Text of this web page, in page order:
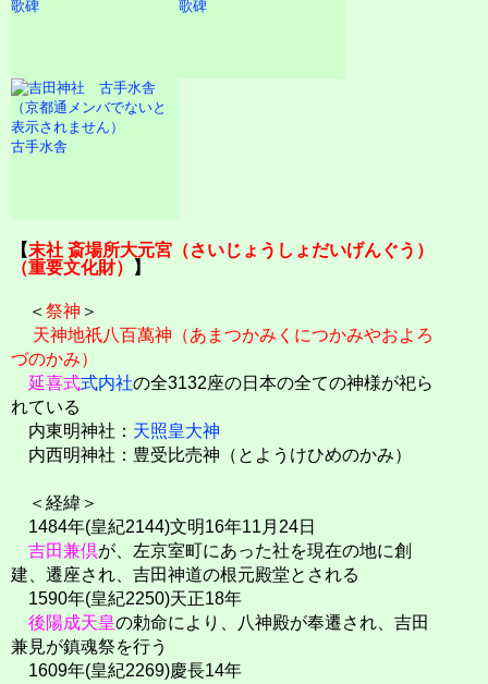
歌碑 歌碑
古手水舎
【末社 斎場所大元宮（さいじょうしょだいげんぐう）
（重要文化財）
】
＜ 祭神 ＞
天神地祇八百萬神（あまつかみくにつかみやおよろ
づのかみ）
延喜式式内社の全3132座の日本の全ての神様が祀ら
れている
内東明神社： 天照皇大神
内西明神社：豊受比売神（とようけひめのかみ）
＜経緯＞
1484年(皇紀2144)文明16年11月24日
吉田兼倶が、左京室町にあった社を現在の地に創
建、遷座され、吉田神道の根元殿堂とされる
1590年(皇紀2250)天正18年
後陽成天皇の勅命により、八神殿が奉遷され、吉田
兼見が鎮魂祭を行う
1609年(皇紀2269)慶長14年